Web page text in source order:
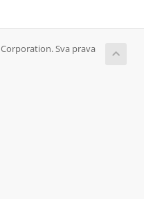
Sva prava